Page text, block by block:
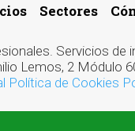
Sectores
Servicios
Lemos, 2 Módulo
Política de Cookies